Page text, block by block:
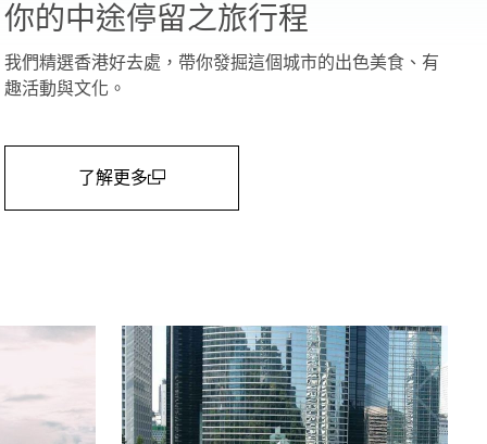
你的中途停留之旅行程
我們精選香港好去處，帶你發掘這個城市的出色美食、有
趣活動與文化。
了解更多